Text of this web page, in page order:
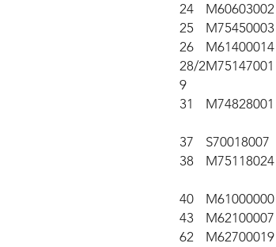
24 M60603002
25
M75450003
26
M61400014
28/2
9
M75147001
31 M74828001
37 S70018007
38
M75118024
40 M61000000
43
M62100007
62
M62700019